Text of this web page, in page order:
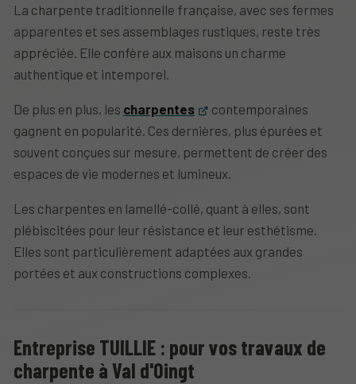
La charpente traditionnelle française, avec ses fermes
apparentes et ses assemblages rustiques, reste très
appréciée. Elle confère aux maisons un charme
authentique et intemporel.
De plus en plus, les charpentes
contemporaines
gagnent en popularité. Ces dernières, plus épurées et
souvent conçues sur mesure, permettent de créer des
espaces de vie modernes et lumineux.
Les charpentes en lamellé-collé, quant à elles, sont
plébiscitées pour leur résistance et leur esthétisme.
Elles sont particulièrement adaptées aux grandes
portées et aux constructions complexes.
Entreprise TUILLIE : pour vos travaux de
charpente à Val d'Oingt